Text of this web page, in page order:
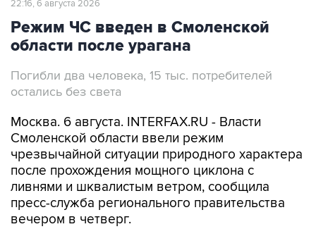
22:16, 6 августа 2026
Режим ЧС введен в Смоленской
области после урагана
Погибли два человека, 15 тыс. потребителей
остались без света
Москва. 6 августа. INTERFAX.RU - Власти
Смоленской области ввели режим
чрезвычайной ситуации природного характера
после прохождения мощного циклона с
ливнями и шквалистым ветром, сообщила
пресс-служба регионального правительства
вечером в четверг.